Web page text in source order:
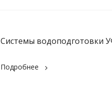
Системы водоподготовки
Подробнее